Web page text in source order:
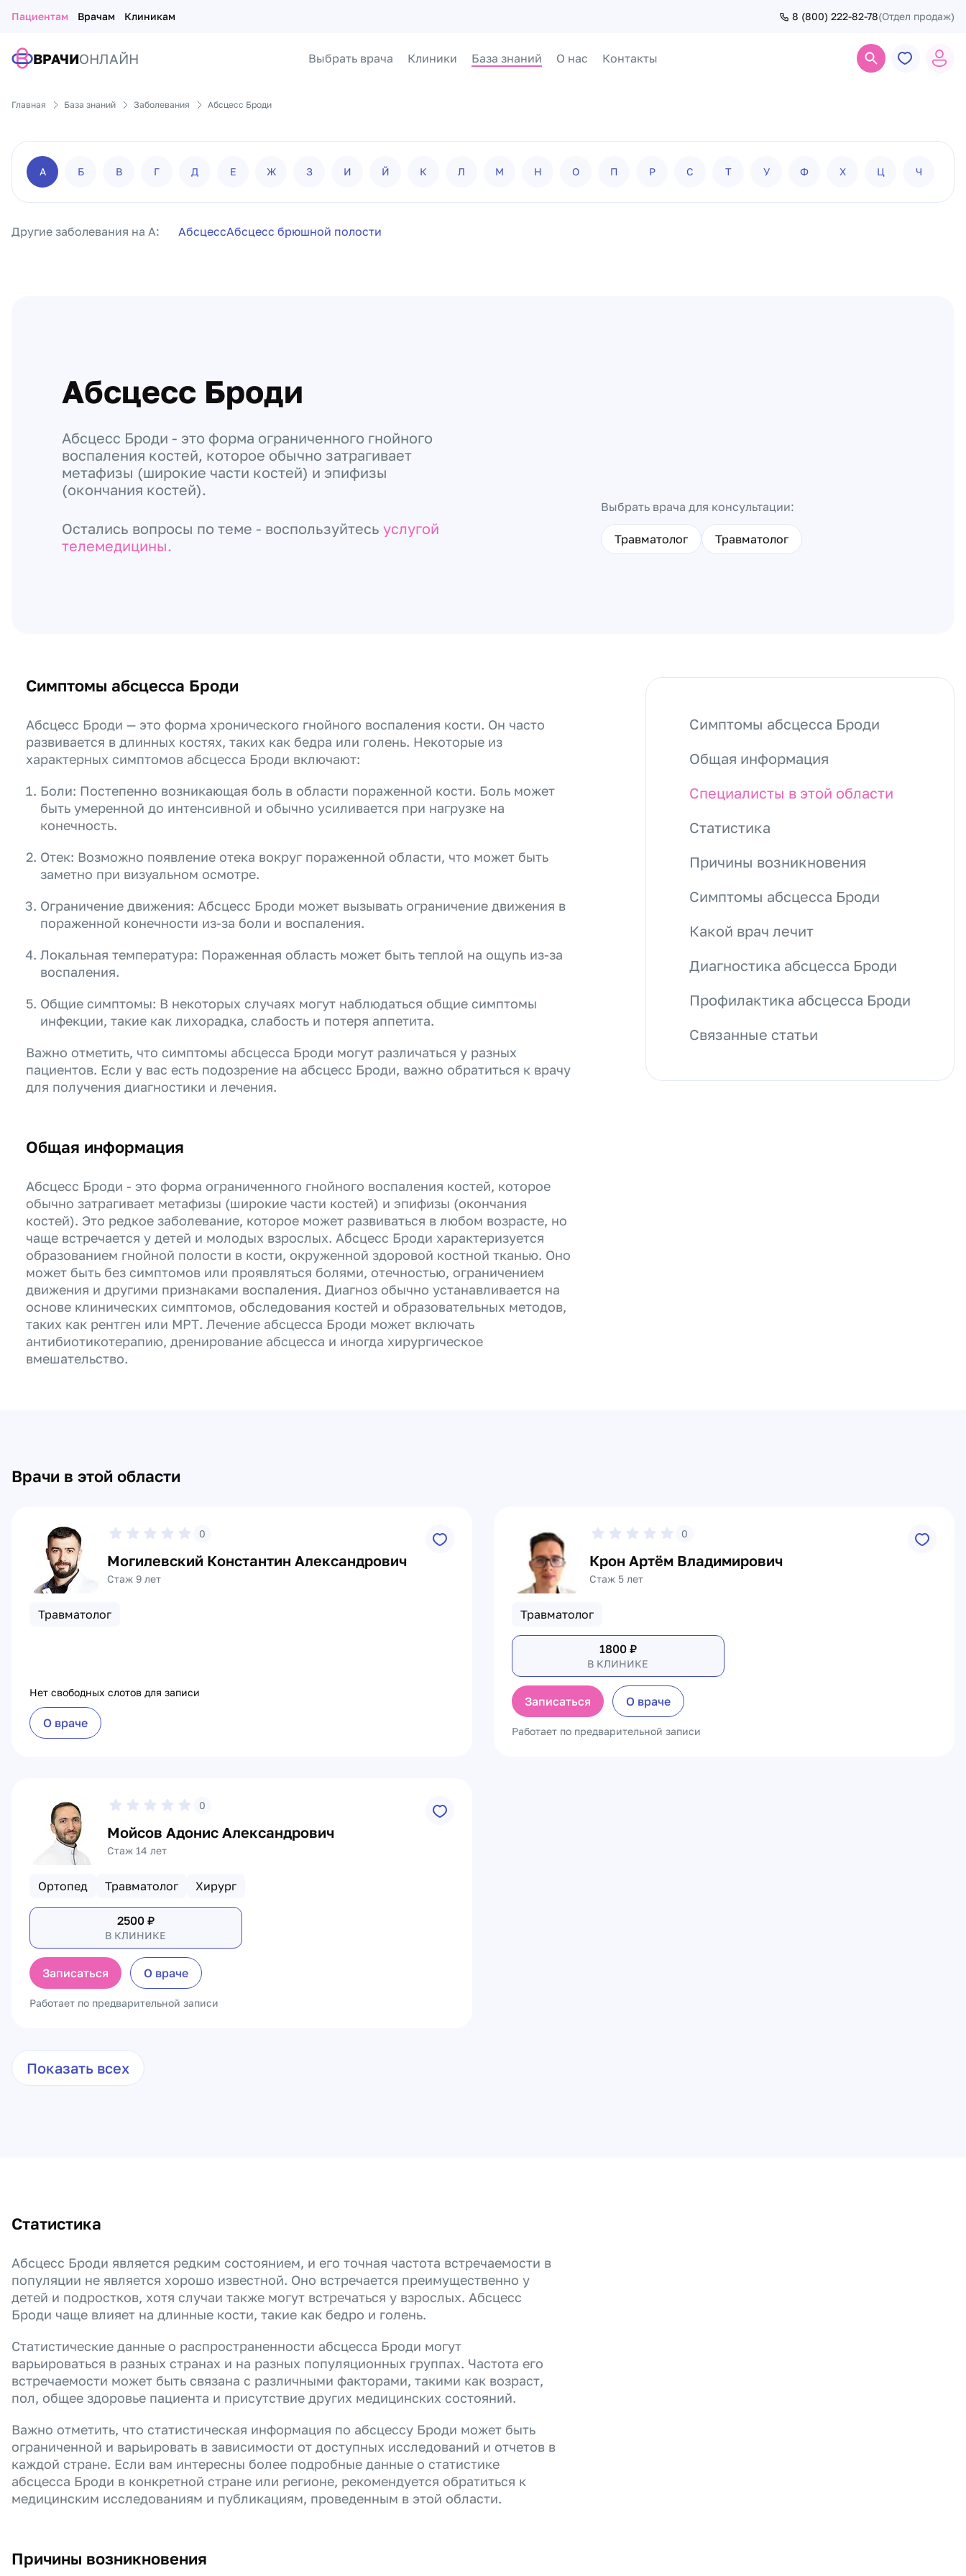
Пациентам Врачам Клиникам 8 (800) 222-82-78(Отдел продаж)
ВРАЧИОНЛАЙН Выбрать врача Клиники База знаний О нас Контакты
Главная База знаний Заболевания Абсцесс Броди
А Б В Г Д Е Ж З И Й К Л М Н О П Р С Т У Ф Х Ц Ч
Другие заболевания на А: АбсцессАбсцесс брюшной полости
Абсцесс Броди
Абсцесс Броди - это форма ограниченного гнойного
воспаления костей, которое обычно затрагивает
метафизы (широкие части костей) и эпифизы
(окончания костей).
Остались вопросы по теме - воспользуйтесь услугой
телемедицины.
Выбрать врача для консультации:
Травматолог Травматолог
Симптомы абсцесса Броди
Абсцесс Броди — это форма хронического гнойного воспаления кости. Он часто
развивается в длинных костях, таких как бедра или голень. Некоторые из
характерных симптомов абсцесса Броди включают:
Боли: Постепенно возникающая боль в области пораженной кости. Боль может
быть умеренной до интенсивной и обычно усиливается при нагрузке на
конечность.
Отек: Возможно появление отека вокруг пораженной области, что может быть
заметно при визуальном осмотре.
Ограничение движения: Абсцесс Броди может вызывать ограничение движения в
пораженной конечности из-за боли и воспаления.
Локальная температура: Пораженная область может быть теплой на ощупь из-за
воспаления.
Общие симптомы: В некоторых случаях могут наблюдаться общие симптомы
инфекции, такие как лихорадка, слабость и потеря аппетита.
Важно отметить, что симптомы абсцесса Броди могут различаться у разных
пациентов. Если у вас есть подозрение на абсцесс Броди, важно обратиться к врачу
для получения диагностики и лечения.
Общая информация
Абсцесс Броди - это форма ограниченного гнойного воспаления костей, которое
обычно затрагивает метафизы (широкие части костей) и эпифизы (окончания
костей). Это редкое заболевание, которое может развиваться в любом возрасте, но
чаще встречается у детей и молодых взрослых. Абсцесс Броди характеризуется
образованием гнойной полости в кости, окруженной здоровой костной тканью. Оно
может быть без симптомов или проявляться болями, отечностью, ограничением
движения и другими признаками воспаления. Диагноз обычно устанавливается на
основе клинических симптомов, обследования костей и образовательных методов,
таких как рентген или МРТ. Лечение абсцесса Броди может включать
антибиотикотерапию, дренирование абсцесса и иногда хирургическое
вмешательство.
Симптомы абсцесса Броди
Общая информация
Специалисты в этой области
Статистика
Причины возникновения
Симптомы абсцесса Броди
Какой врач лечит
Диагностика абсцесса Броди
Профилактика абсцесса Броди
Связанные статьи
Врачи в этой области
0
Могилевский Константин Александрович
Стаж 9 лет
Травматолог
Нет свободных слотов для записи
О враче
0
Крон Артём Владимирович
Стаж 5 лет
Травматолог
1800₽
В КЛИНИКЕ
Записаться О враче
Работает по предварительной записи
0
Мойсов Адонис Александрович
Стаж 14 лет
Ортопед Травматолог Хирург
2500₽
В КЛИНИКЕ
Записаться О враче
Работает по предварительной записи
Показать всех
Статистика
Абсцесс Броди является редким состоянием, и его точная частота встречаемости в
популяции не является хорошо известной. Оно встречается преимущественно у
детей и подростков, хотя случаи также могут встречаться у взрослых. Абсцесс
Броди чаще влияет на длинные кости, такие как бедро и голень.
Статистические данные о распространенности абсцесса Броди могут
варьироваться в разных странах и на разных популяционных группах. Частота его
встречаемости может быть связана с различными факторами, такими как возраст,
пол, общее здоровье пациента и присутствие других медицинских состояний.
Важно отметить, что статистическая информация по абсцессу Броди может быть
ограниченной и варьировать в зависимости от доступных исследований и отчетов в
каждой стране. Если вам интересны более подробные данные о статистике
абсцесса Броди в конкретной стране или регионе, рекомендуется обратиться к
медицинским исследованиям и публикациям, проведенным в этой области.
Причины возникновения